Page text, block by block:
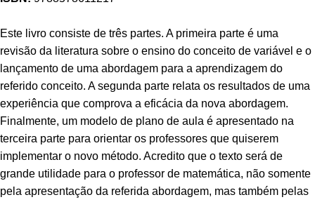
Este livro consiste de três partes. A primeira parte é uma
revisão da literatura sobre o ensino do conceito de variável e o
lançamento de uma abordagem para a aprendizagem do
referido conceito. A segunda parte relata os resultados de uma
experiência que comprova a eficácia da nova abordagem.
Finalmente, um modelo de plano de aula é apresentado na
terceira parte para orientar os professores que quiserem
implementar o novo método. Acredito que o texto será de
grande utilidade para o professor de matemática, não somente
pela apresentação da referida abordagem, mas também pelas